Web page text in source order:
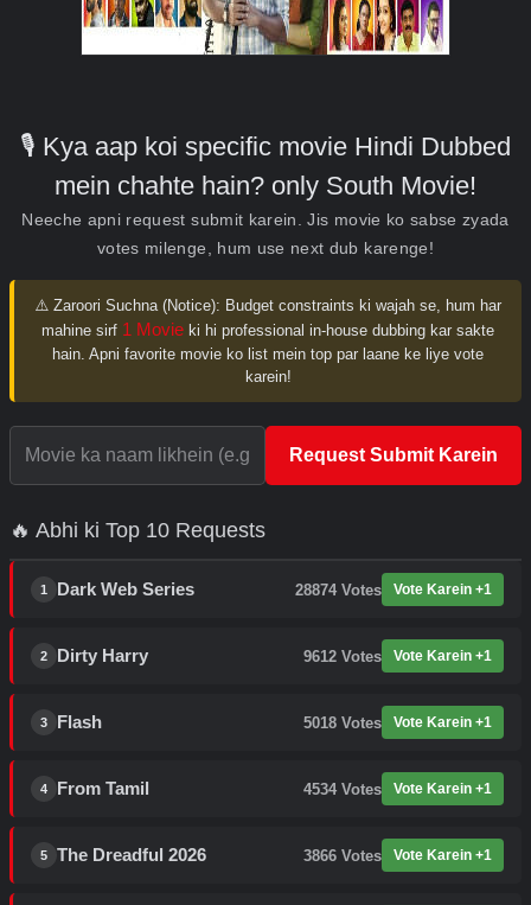
🎙️ Kya aap koi specific movie Hindi Dubbed
mein chahte hain? only South Movie!
Neeche apni request submit karein. Jis movie ko sabse zyada
votes milenge, hum use next dub karenge!
⚠️ Zaroori Suchna (Notice): Budget constraints ki wajah se, hum har
mahine sirf 1 Movie ki hi professional in-house dubbing kar sakte
hain. Apni favorite movie ko list mein top par laane ke liye vote
karein!
Request Submit Karein
🔥 Abhi ki Top 10 Requests
1 Dark Web Series 28874 Votes Vote Karein +1
2 Dirty Harry 9612 Votes Vote Karein +1
3 Flash 5018 Votes Vote Karein +1
4 From Tamil 4534 Votes Vote Karein +1
5 The Dreadful 2026 3866 Votes Vote Karein +1